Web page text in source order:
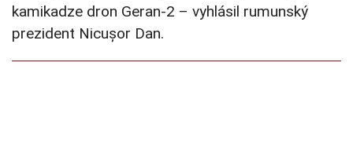
kamikadze dron Geran-2 – vyhlásil rumunský
prezident Nicușor Dan.